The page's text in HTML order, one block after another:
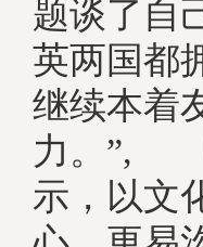
题谈了自
英两国都
继续本着
力。”,
示，以文